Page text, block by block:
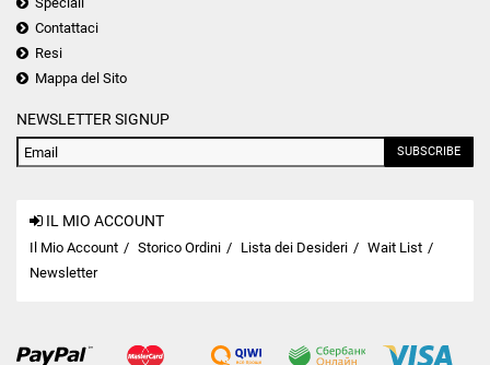
Contattaci
Resi
Mappa del Sito
NEWSLETTER SIGNUP
SUBSCRIBE
IL MIO ACCOUNT
Il Mio Account Storico Ordini Lista dei Desideri
Wait List
Newsletter